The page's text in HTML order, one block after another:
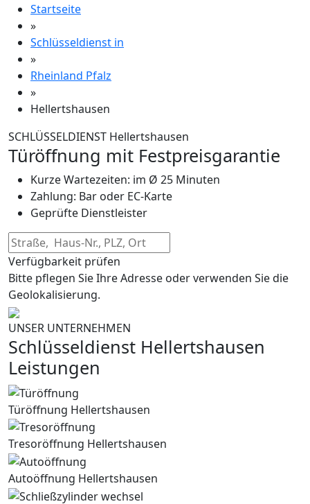
Startseite
»
Schlüsseldienst in
»
Rheinland Pfalz
»
Hellertshausen
SCHLÜSSELDIENST Hellertshausen
Türöffnung mit Festpreisgarantie
Kurze Wartezeiten: im Ø 25 Minuten
Zahlung: Bar oder EC-Karte
Geprüfte Dienstleister
Verfügbarkeit prüfen
Bitte pflegen Sie Ihre Adresse oder verwenden Sie die
Geolokalisierung.
UNSER UNTERNEHMEN
Schlüsseldienst Hellertshausen
Leistungen
Türöffnung Hellertshausen
Tresoröffnung Hellertshausen
Autoöffnung Hellertshausen